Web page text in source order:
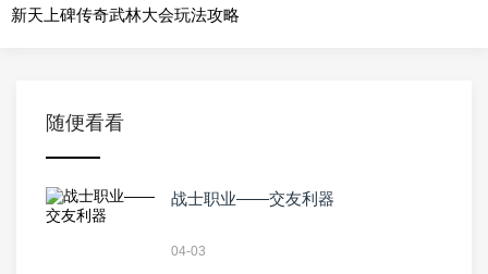
新天上碑传奇武林大会玩法攻略
随便看看
战士职业——交友利器
04-03